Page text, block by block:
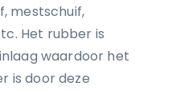
mestschuif,
Het rubber is
waardoor het
is door deze